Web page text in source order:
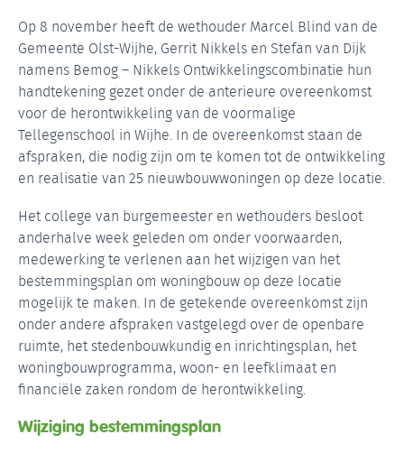
Op 8 november heeft de wethouder Marcel Blind van de
Gemeente Olst-Wijhe, Gerrit Nikkels en Stefan van Dijk
namens Bemog – Nikkels Ontwikkelingscombinatie hun
handtekening gezet onder de anterieure overeenkomst
voor de herontwikkeling van de voormalige
Tellegenschool in Wijhe. In de overeenkomst staan de
afspraken, die nodig zijn om te komen tot de ontwikkeling
en realisatie van 25 nieuwbouwwoningen op deze locatie.
Het college van burgemeester en wethouders besloot
anderhalve week geleden om onder voorwaarden,
medewerking te verlenen aan het wijzigen van het
bestemmingsplan om woningbouw op deze locatie
mogelijk te maken. In de getekende overeenkomst zijn
onder andere afspraken vastgelegd over de openbare
ruimte, het stedenbouwkundig en inrichtingsplan, het
woningbouwprogramma, woon- en leefklimaat en
financiële zaken rondom de herontwikkeling.
Wijziging bestemmingsplan